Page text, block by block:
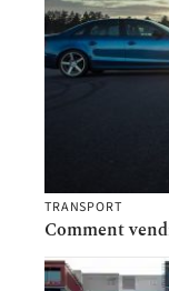
TRANSPORT
Comment